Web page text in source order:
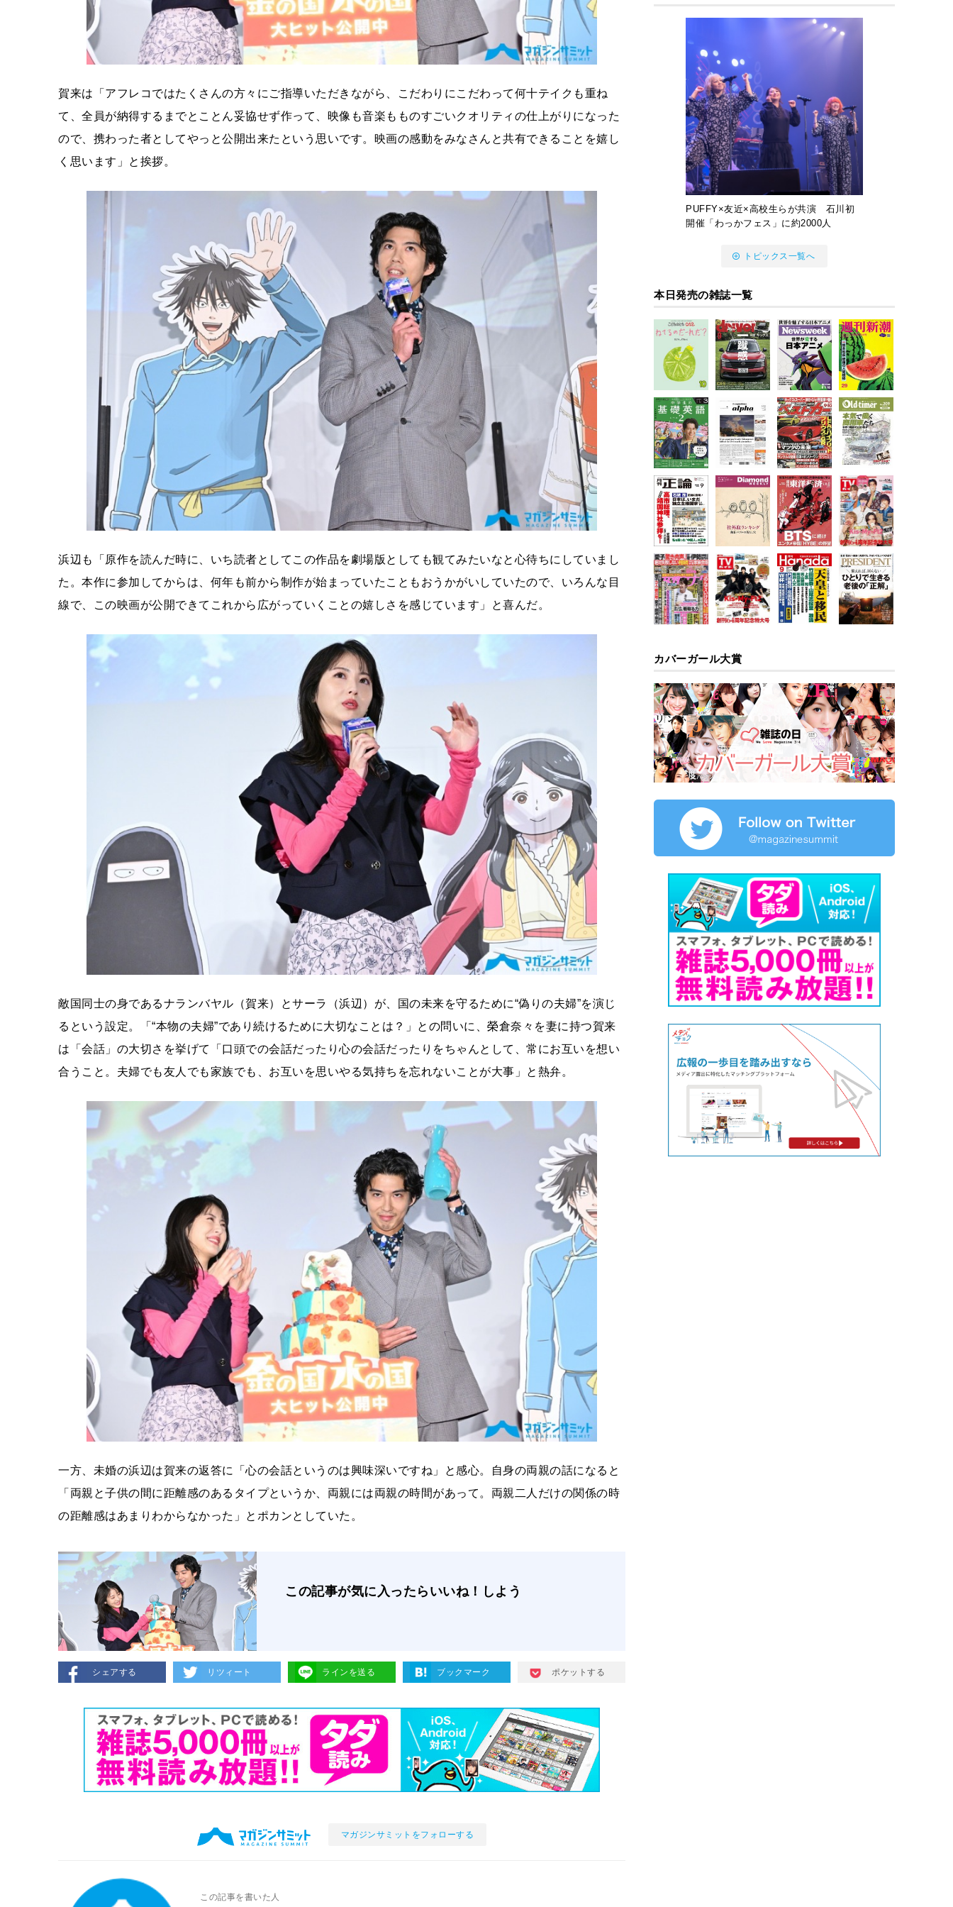
賀来は「アフレコではたくさんの方々にご指導いただきながら、こだわりにこだわって何十テイクも重ね
て、全員が納得するまでとことん妥協せず作って、映像も音楽もものすごいクオリティの仕上がりになった
ので、携わった者としてやっと公開出来たという思いです。映画の感動をみなさんと共有できることを嬉し
く思います」と挨拶。
浜辺も「原作を読んだ時に、いち読者としてこの作品を劇場版としても観てみたいなと心待ちにしていまし
た。本作に参加してからは、何年も前から制作が始まっていたこともおうかがいしていたので、いろんな目
線で、この映画が公開できてこれから広がっていくことの嬉しさを感じています」と喜んだ。
敵国同士の身であるナランバヤル（賀来）とサーラ（浜辺）が、国の未来を守るために“偽りの夫婦”を演じ
るという設定。「“本物の夫婦”であり続けるために大切なことは？」との問いに、榮倉奈々を妻に持つ賀来
は「会話」の大切さを挙げて「口頭での会話だったり心の会話だったりをちゃんとして、常にお互いを想い
合うこと。夫婦でも友人でも家族でも、お互いを思いやる気持ちを忘れないことが大事」と熱弁。
一方、未婚の浜辺は賀来の返答に「心の会話というのは興味深いですね」と感心。自身の両親の話になると
「両親と子供の間に距離感のあるタイプというか、両親には両親の時間があって。両親二人だけの関係の時
の距離感はあまりわからなかった」とポカンとしていた。
この記事が気に入ったらいいね！しよう
シェアする リツィート ラインを送る ブックマーク ポケットする
マガジンサミットをフォローする
この記事を書いた人
PUFFY×友近×高校生らが共演 石川初
開催「わっかフェス」に約2000人
トピックス一覧へ
本日発売の雑誌一覧
カバーガール大賞